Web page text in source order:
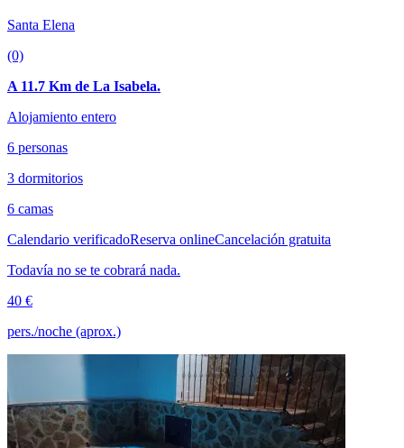
Santa Elena
(0)
A 11.7 Km de La Isabela.
Alojamiento entero
6 personas
3 dormitorios
6 camas
Calendario verificadoReserva onlineCancelación gratuita
Todavía no se te cobrará nada.
40 €
pers./noche (aprox.)